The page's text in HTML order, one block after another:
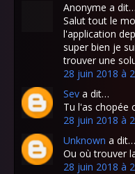
Anonyme a dit…
Salut tout le
l'application
super bien je
trouver une
28 juin 2018 à
Sev a dit…
Tu l'as chopée
28 juin 2018 à
Unknown a dit…
Ou où trouver
28 juin 2018 à